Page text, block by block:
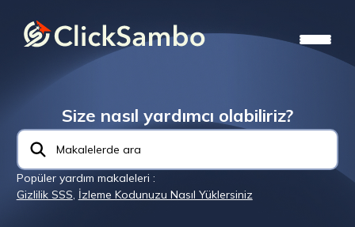
Size nasıl yardımcı olabiliriz?
Popüler yardım makaleleri :
Gizlilik SSS, İzleme Kodunuzu Nasıl Yüklersiniz